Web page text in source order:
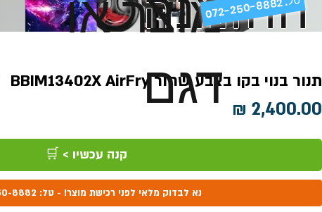
מוצר או
דגם
תנור בנוי בקו בצבע שחור BBIM13402X AirFry
מחיר
קנה עכשיו > 🛒
נא לבדוק מלאי לפני רכישת מוצר! - טל: 072-250-8882
072-250-8882 .